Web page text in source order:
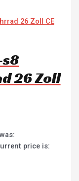
26 Zoll
price is: